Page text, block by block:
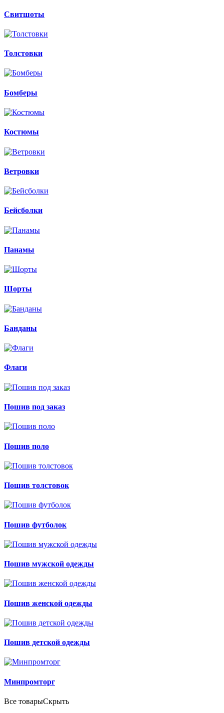
Свитшоты
Толстовки
Бомберы
Костюмы
Ветровки
Бейсболки
Панамы
Шорты
Банданы
Флаги
Пошив под заказ
Пошив поло
Пошив толстовок
Пошив футболок
Пошив мужской одежды
Пошив женской одежды
Пошив детской одежды
Минпромторг
Все товарыСкрыть